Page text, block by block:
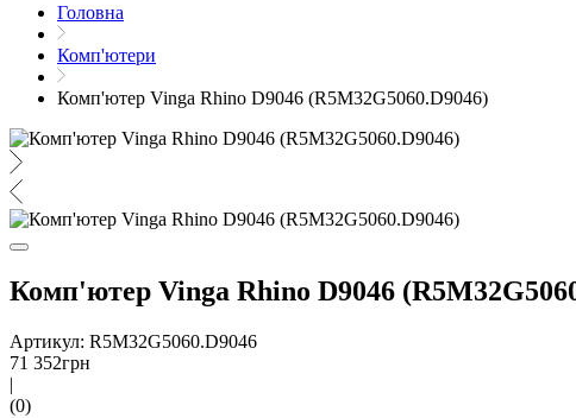
Головна
Комп'ютери
Комп'ютер Vinga Rhino D9046 (R5M32G5060.D9046)
Комп'ютер Vinga Rhino D9046
Артикул: R5M32G5060.D9046
71 352грн
|
(0)